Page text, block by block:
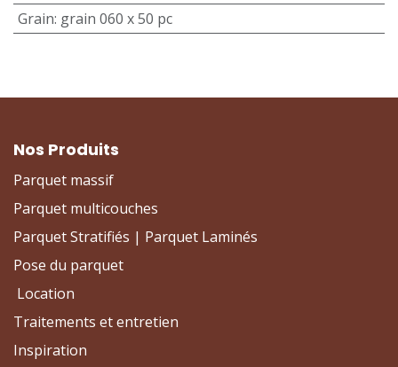
Grain: grain 060 x 50 pc
Nos Produits
Parquet massif
Parquet multicouches
Parquet Stratifiés | Parquet Laminés
Pose du parquet
Location
Traitements et entretien
Inspiration